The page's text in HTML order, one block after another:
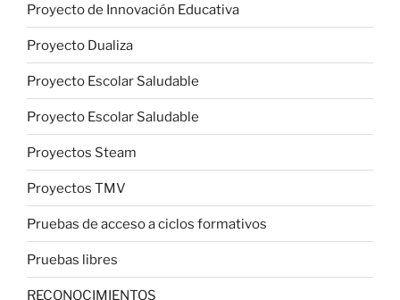
Proyecto de Innovación Educativa
Proyecto Dualiza
Proyecto Escolar Saludable
Proyecto Escolar Saludable
Proyectos Steam
Proyectos TMV
Pruebas de acceso a ciclos formativos
Pruebas libres
RECONOCIMIENTOS